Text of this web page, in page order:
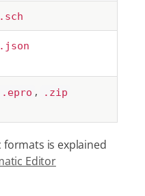
.sch
.json
.epro , .zip
is explained
Editor